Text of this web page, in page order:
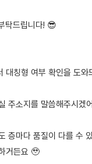
탁드립니다! 😎
대칭형 여부 확인을 도와
주소지를 말씀해주시겠
층마다 품질이 다를 수
거든요 🥹